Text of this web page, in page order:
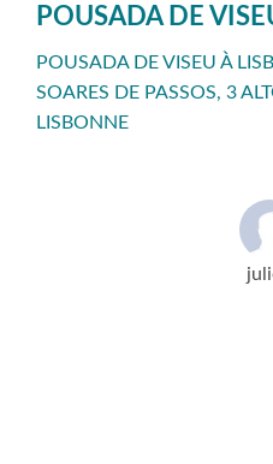
POUSADA DE
POUSADA DE VISEU À
SOARES DE PASSOS, 3
LISBONNE